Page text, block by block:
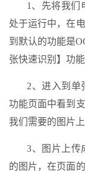
1、先将我们
处于运行中，在
到默认的功能是
张快速识别】功能
2、进入到单
功能页面中看到
我们需要的图片
3、图片上传
的图片，在页面